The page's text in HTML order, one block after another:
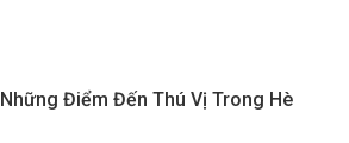
Những Điểm Đến Thú Vị Trong Hè